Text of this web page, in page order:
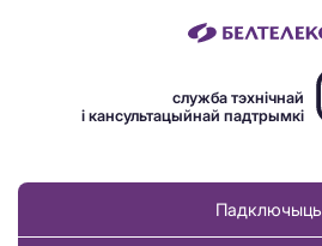
служба тэхнічнай
і кансультацыйнай падтрымкі
Падключыць